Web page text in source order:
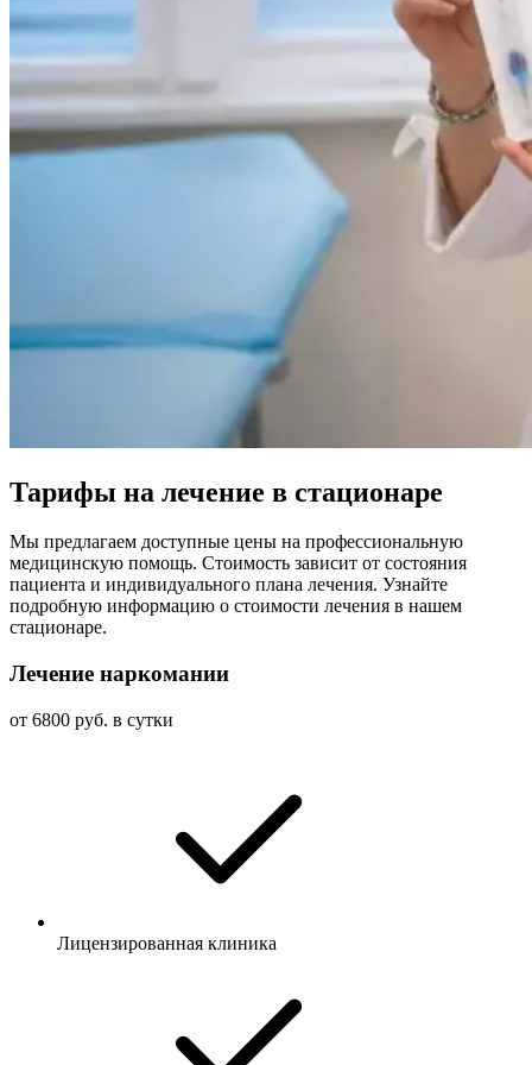
Тарифы на лечение в стационаре
Мы предлагаем доступные цены на профессиональную
медицинскую помощь. Стоимость зависит от состояния
пациента и индивидуального плана лечения. Узнайте
подробную информацию о стоимости лечения в нашем
стационаре.
Лечение наркомании
от 6800 руб. в сутки
Лицензированная клиника